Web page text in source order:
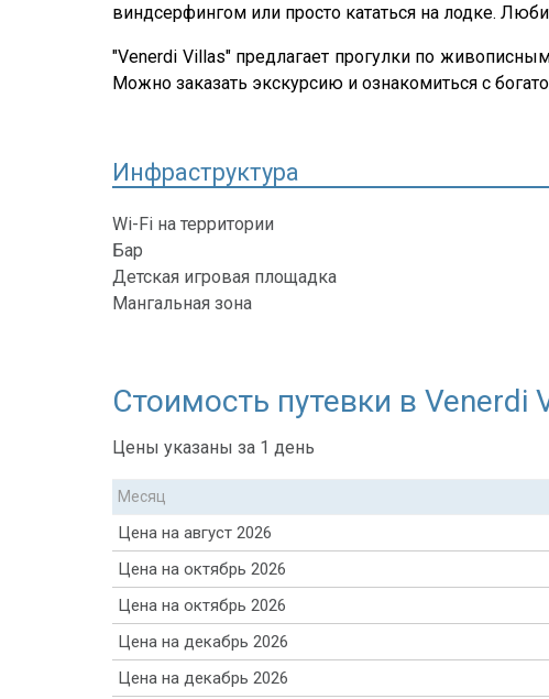
виндсерфингом или просто кататься на лодке.
"Venerdi Villas" предлагает прогулки по
Можно заказать экскурсию и ознакомиться с
Инфраструктура
Wi-Fi на территории
Бар
Детская игровая площадка
Мангальная зона
Стоимость путевки в Venerdi
Цены указаны за 1 день
Месяц
Цена на август 2026
Цена на октябрь 2026
Цена на октябрь 2026
Цена на декабрь 2026
Цена на декабрь 2026